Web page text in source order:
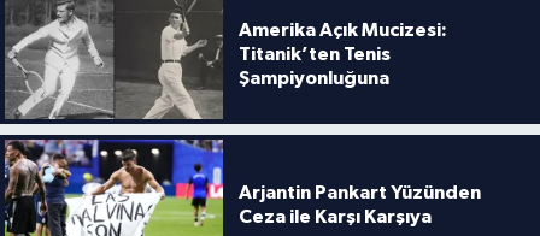
Amerika Açık Mucizesi:
Titanik’ten Tenis
Şampiyonluğuna
Arjantin Pankart Yüzünden
Ceza ile Karşı Karşıya